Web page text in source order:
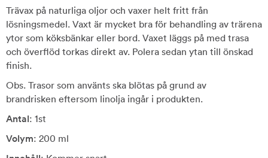
Trävax på naturliga oljor och vaxer helt fritt från
lösningsmedel. Vaxt är mycket bra för behandling av trärena
ytor som köksbänkar eller bord. Vaxet läggs på med trasa
och överflöd torkas direkt av. Polera sedan ytan till önskad
finish.
Obs. Trasor som använts ska blötas på grund av
brandrisken eftersom linolja ingår i produkten.
Antal: 1st
Volym: 200 ml